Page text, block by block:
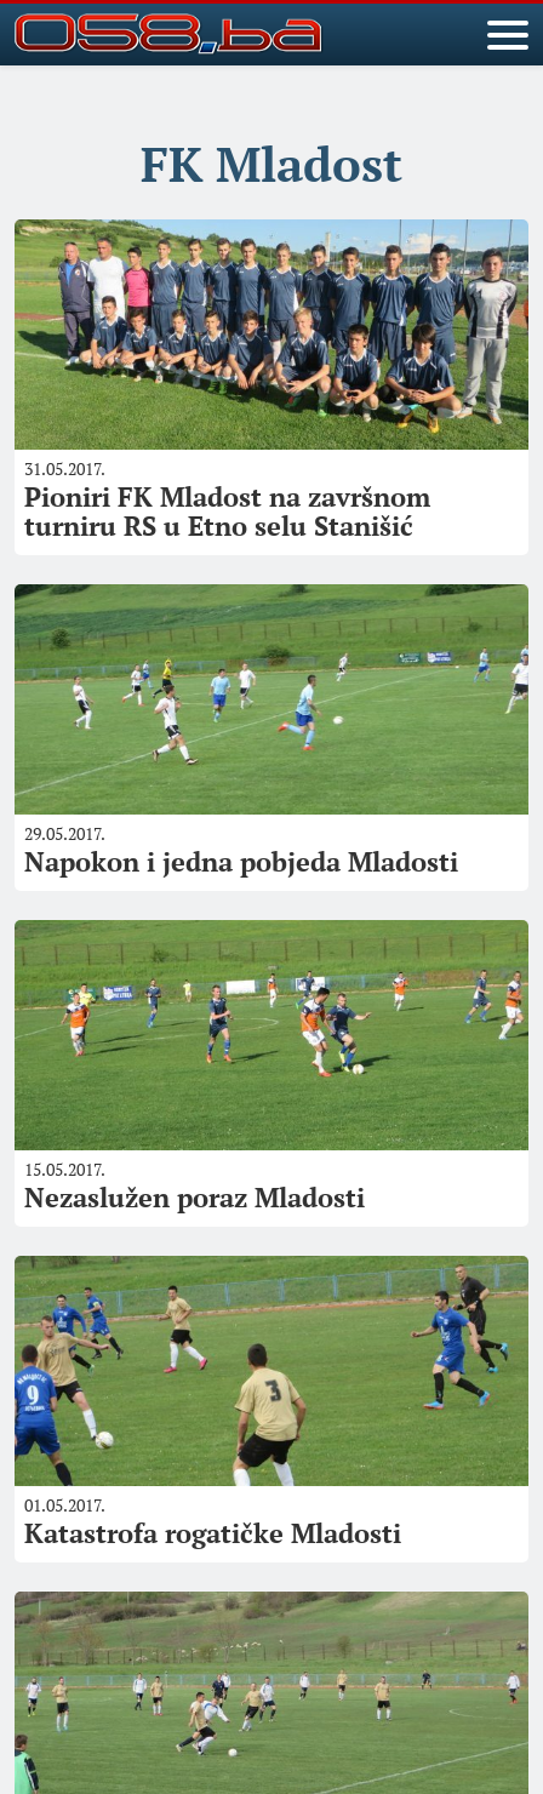
FK Mladost
31.05.2017.
Pioniri FK Mladost na završnom
turniru RS u Etno selu Stanišić
29.05.2017.
Napokon i jedna pobjeda Mladosti
15.05.2017.
Nezaslužen poraz Mladosti
01.05.2017.
Katastrofa rogatičke Mladosti